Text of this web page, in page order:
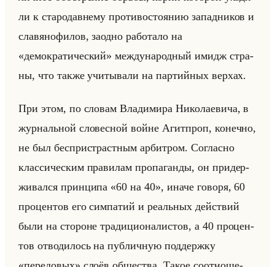
ли к ста­ро­дав­не­му про­ти­во­сто­янию за­пад­ни­ков и
сла­вя­но­фи­лов, за­од­но ра­бо­та­ло на
«демократический» меж­ду­на­род­ный имидж стра­
ны, что также учи­ты­ва­ли на пар­тийных вер­хах.
При этом, по сло­вам Вла­ди­ми­ра Ни­ко­ла­еви­ча, в
жур­нальной сло­вес­ной войне Агит­проп, ко­неч­но,
не был бес­при­страст­ным ар­бит­ром. Со­глас­но
клас­си­че­ским пра­ви­лам про­па­ган­ды, он при­дер­
жи­вал­ся прин­ци­па «60 на 40», иначе го­во­ря, 60
про­цен­тов его сим­па­тий и ре­альных действий
были на сто­роне тра­ди­ци­она­ли­стов, а 40 про­цен­
тов от­во­ди­лось на пуб­лич­ную под­держ­ку